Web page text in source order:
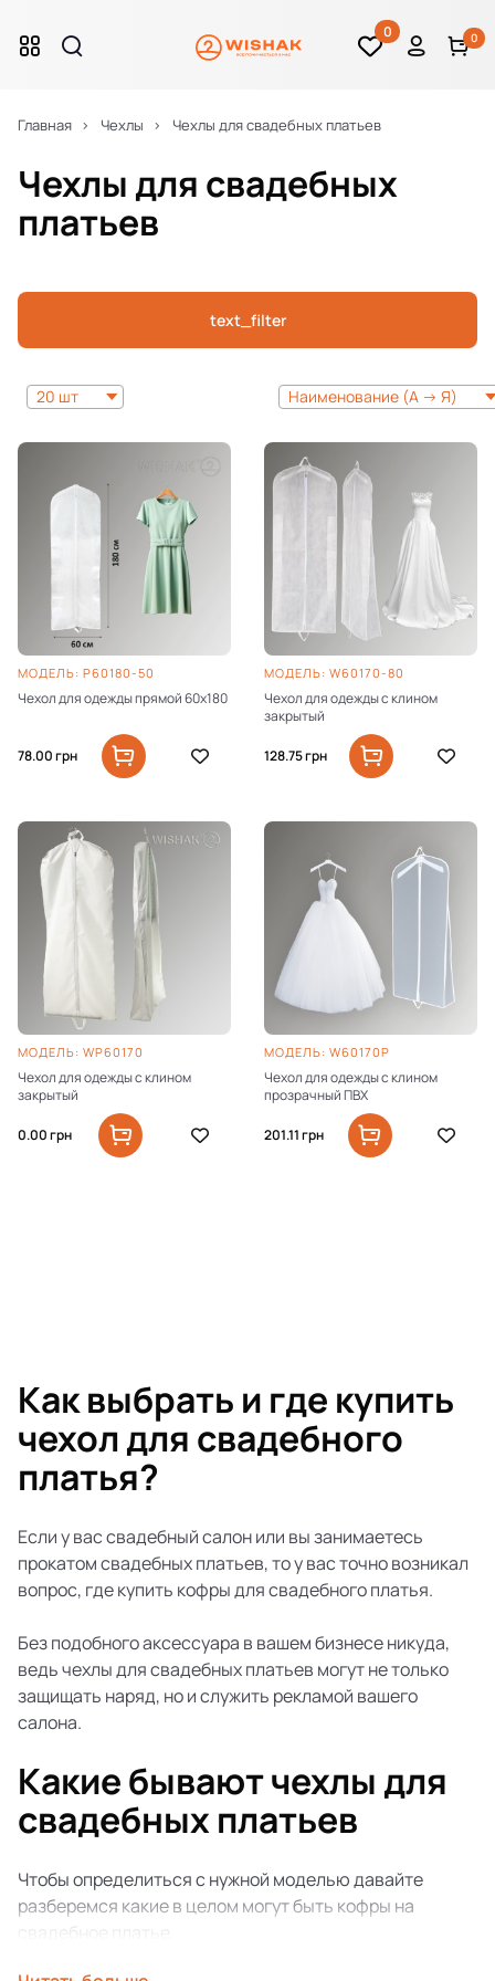
0 0
Главная Чехлы Чехлы для свадебных платьев
Чехлы для свадебных
платьев
text_filter
20 шт Наименование (А -> Я)
МОДЕЛЬ: P60180-50
Чехол для одежды прямой 60х180
78.00грн
МОДЕЛЬ: W60170-80
Чехол для одежды с клином
закрытый
128.75грн
МОДЕЛЬ: WP60170
Чехол для одежды с клином
закрытый
0.00грн
МОДЕЛЬ: W60170P
Чехол для одежды с клином
прозрачный ПВХ
201.11грн
Как выбрать и где купить
чехол для свадебного
платья?
Если у вас свадебный салон или вы занимаетесь
прокатом свадебных платьев, то у вас точно возникал
вопрос, где купить кофры для свадебного платья.
Без подобного аксессуара в вашем бизнесе никуда,
ведь чехлы для свадебных платьев могут не только
защищать наряд, но и служить рекламой вашего
салона.
Какие бывают чехлы для
свадебных платьев
Чтобы определиться с нужной моделью давайте
разберемся какие в целом могут быть кофры на
свадебное платье.